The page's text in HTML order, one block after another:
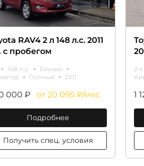
RAV4 2 л 148 л.с. 2011
с пробегом
148 л.с.
Бензин
Полный 2011
000 ₽ от 20 095 ₽/мес
Подробнее
Получить спец. условия
2.4
1